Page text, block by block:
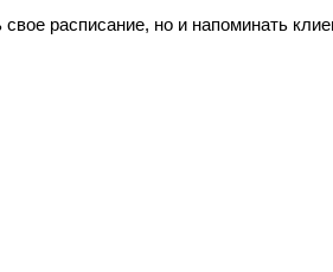
расписание, но и напоминать